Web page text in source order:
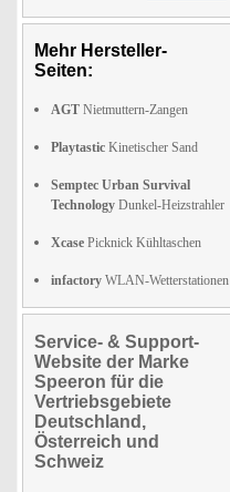
Mehr Hersteller-
Seiten:
AGT Nietmuttern-Zangen
Playtastic Kinetischer Sand
Semptec Urban Survival
Technology Dunkel-Heizstrahler
Xcase Picknick Kühltaschen
infactory WLAN-Wetterstationen
Service- & Support-
Website der Marke
Speeron für die
Vertriebsgebiete
Deutschland,
Österreich und
Schweiz